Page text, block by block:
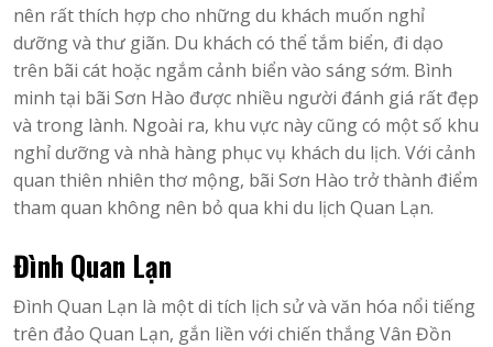
nên rất thích hợp cho những du khách muốn nghỉ
dưỡng và thư giãn. Du khách có thể tắm biển, đi dạo
trên bãi cát hoặc ngắm cảnh biển vào sáng sớm. Bình
minh tại bãi Sơn Hào được nhiều người đánh giá rất đẹp
và trong lành. Ngoài ra, khu vực này cũng có một số khu
nghỉ dưỡng và nhà hàng phục vụ khách du lịch. Với cảnh
quan thiên nhiên thơ mộng, bãi Sơn Hào trở thành điểm
tham quan không nên bỏ qua khi du lịch Quan Lạn.
Đình Quan Lạn
Đình Quan Lạn là một di tích lịch sử và văn hóa nổi tiếng
trên đảo Quan Lạn, gắn liền với chiến thắng Vân Đồn